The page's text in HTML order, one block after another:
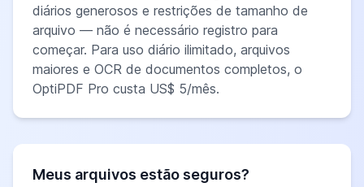
diários generosos e restrições de tamanho de
arquivo — não é necessário registro para
começar. Para uso diário ilimitado, arquivos
maiores e OCR de documentos completos, o
OptiPDF Pro custa US$ 5/mês.
Meus arquivos estão seguros?